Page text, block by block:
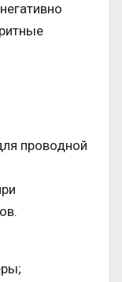
проводной